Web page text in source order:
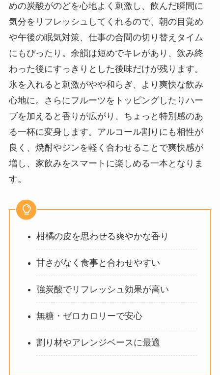
めの炭酸がのどを心地よく刺激し、飲んだ瞬間に
気分をリフレッシュしてくれるので、朝の目覚め
や午後の眠気対策、仕事の合間の切り替えタイム
にもぴったり。余韻は短めでキレがあり、飲み終
わった後にすっきりとした後味だけが残ります。
氷を入れると刺激がやや和らぎ、より爽快な飲み
心地に。さらにフルーツをトッピングしたりハー
ブを加えると香りが広がり、ちょっと特別感のあ
る一杯に変身します。アルコール割りにも相性が
良く、焼酎やジンを軽く合わせることで爽快感が
増し、家飲みをスマートに楽しめる一本となりま
す。
柑橘の皮を思わせる爽やかな香り
甘さがなく食事と合わせやすい
強炭酸でリフレッシュ効果が高い
無糖・ゼロカロリーで安心
割り材やアレンジベースに最適